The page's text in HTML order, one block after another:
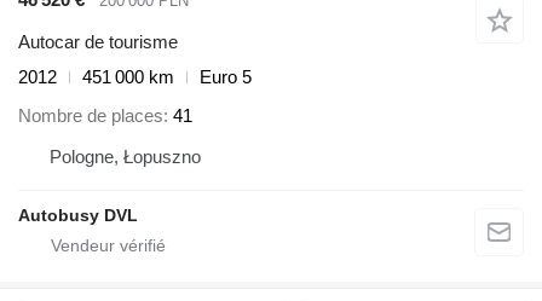
Autocar de tourisme
2012
451 000 km
Euro 5
Nombre de places 41
Pologne, Łopuszno
Autobusy DVL